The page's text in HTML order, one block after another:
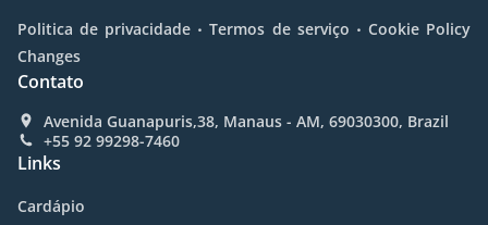
Politica de privacidade . Termos de serviço . Cookie Policy
Changes
Contato
Avenida Guanapuris,38, Manaus - AM, 69030300, Brazil
+55 92 99298-7460
Links
Cardápio